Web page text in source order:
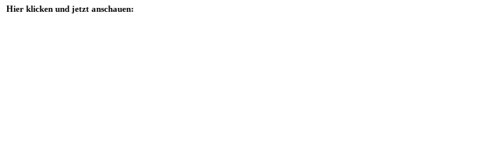
Hier klicken und jetzt anschauen: